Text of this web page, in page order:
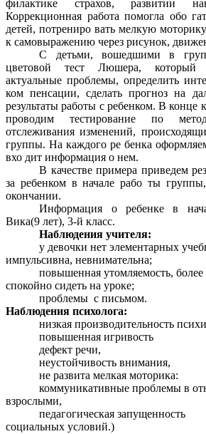
филактике страхов, развитии
Коррекционная работа помогла обо
детей, потрениро вать мелкую
к самовыражению через рисунок,
С детьми, вошедшими в
цветовой тест Люшера, который
актуальные проблемы, определить
ком пенсации, сделать прогноз на
результаты работы с ребенком. В конце
проводим тестирование по
отслеживания изменений,
группы. На каждого ре бенка
вхо дит информация о нем.
В качестве примера приведем
за ребенком в начале рабо ты
окончании.
Информация о ребенке в
Вика(9 лет), 3-й класс.
Наблюдения учителя:
у девочки нет элементарных
импульсивна, невнимательна;
повышенная утомляемость,
спокойно сидеть на уроке;
проблемы с письмом.
Наблюдения психолога:
низкая производительность
повышенная игривость
дефект речи,
неустойчивость внимания,
не развита мелкая моторика:
коммуникативные проблемы в
взрослыми,
педагогическая запущенность
социальных условий.)